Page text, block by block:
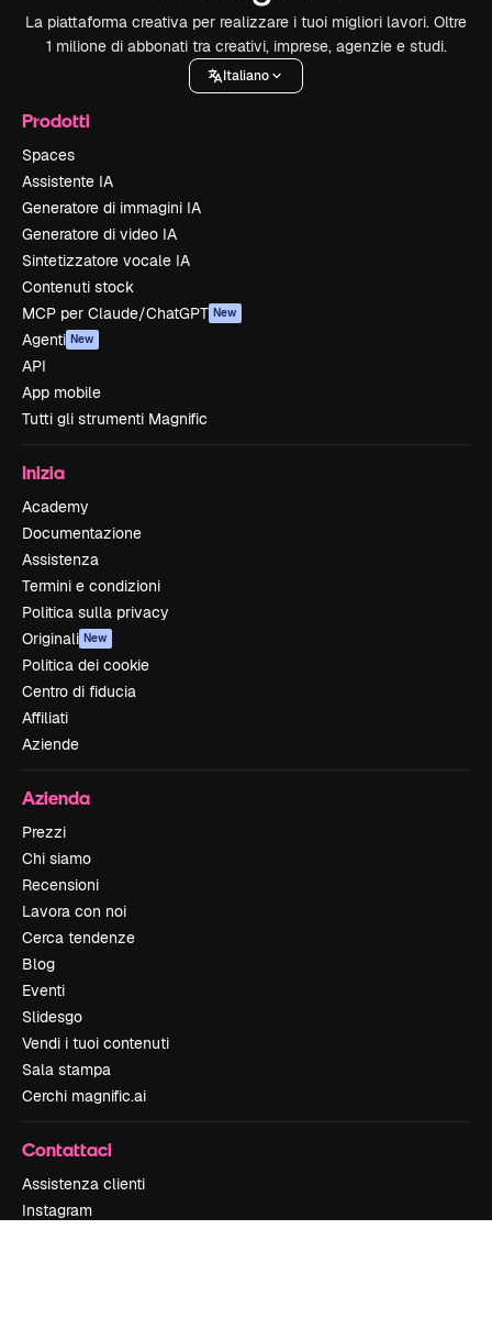
La piattaforma creativa per realizzare i tuoi migliori lavori. Oltre
1 milione di abbonati tra creativi, imprese, agenzie e studi.
Italiano
Prodotti
Spaces
Assistente IA
Generatore di immagini IA
Generatore di video IA
Sintetizzatore vocale IA
Contenuti stock
MCP per Claude/ChatGPT New
Agenti New
API
App mobile
Tutti gli strumenti Magnific
Inizia
Academy
Documentazione
Assistenza
Termini e condizioni
Politica sulla privacy
Originali New
Politica dei cookie
Centro di fiducia
Affiliati
Aziende
Azienda
Prezzi
Chi siamo
Recensioni
Lavora con noi
Cerca tendenze
Blog
Eventi
Slidesgo
Vendi i tuoi contenuti
Sala stampa
Cerchi magnific.ai
Contattaci
Assistenza clienti
Instagram